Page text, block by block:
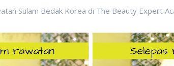
Sulam Bedak Korea di The Beauty Expert